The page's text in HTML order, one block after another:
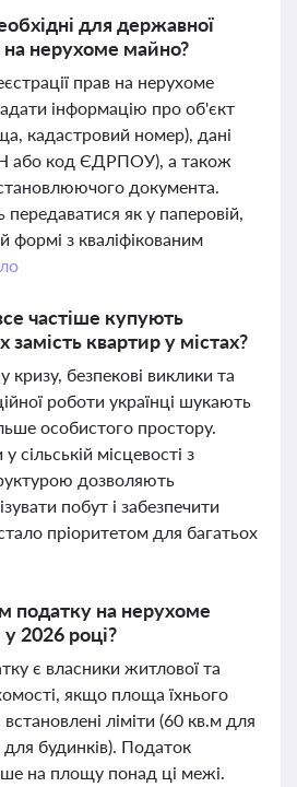
для державної
на нерухоме майно?
прав на нерухоме
інформацію про об'єкт
кадастровий номер), дані
або код ЄДРПОУ), а також
документа.
як у паперовій,
формі з кваліфікованим
частіше купують
квартир у містах?
кризу, безпекові виклики та
роботи українці шукають
особистого простору.
сільській місцевості з
дозволяють
побут і забезпечити
пріоритетом для багатьох
податку на нерухоме
2026 році?
є власники житлової та
якщо площа їхнього
ліміти (60 кв.м для
будинків). Податок
на площу понад ці межі.